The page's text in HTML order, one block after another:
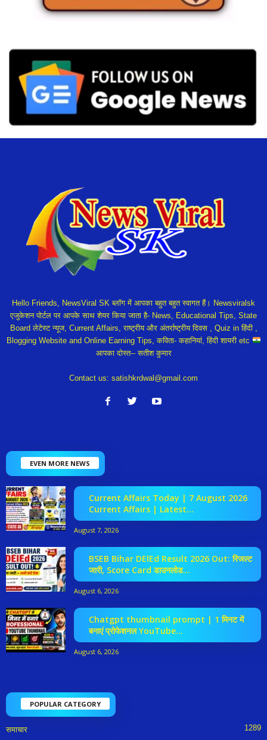
Hello Friends, NewsViral SK ब्लॉग में आपका बहुत बहुत स्वागत हैं। Newsviralsk
एजुकेशन पोर्टल पर आपके साथ शेयर किया जाता है- News, Educational Tips, State
Board लेटेस्ट न्यूज, Current Affairs, राष्ट्रीय और अंतर्राष्ट्रीय दिवस , Quiz in हिंदी ,
Blogging Website and Online Earning Tips, कविता- कहानियां, हिंदी शायरी etc
आपका दोस्त-- सतीश कुमार
Contact us: satishkrdwal@gmail.com
EVEN MORE NEWS
Current Affairs Today | 7 August 2026
Current Affairs | Latest...
August 7, 2026
BSEB Bihar DElEd Result 2026 Out: रिजल्ट
जारी, Score Card डाउनलोड...
August 6, 2026
Chatgpt thumbnail prompt | 1 मिनट में
बनाएं प्रोफेशनल YouTube...
August 6, 2026
POPULAR CATEGORY
समाचार 1289